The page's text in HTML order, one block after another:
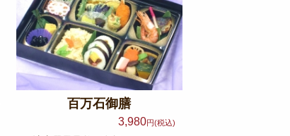
百万石御膳
3,980円(税込)